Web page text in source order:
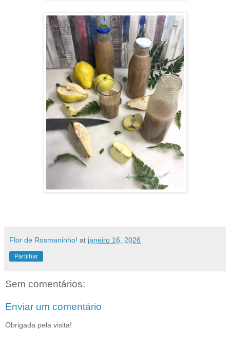
Flor de Rosmaninho! at janeiro 16, 2026
Partilhar
Sem comentários:
Enviar um comentário
Obrigada pela visita!